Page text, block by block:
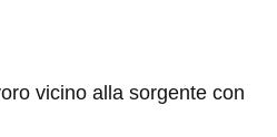
vicino alla sorgente con